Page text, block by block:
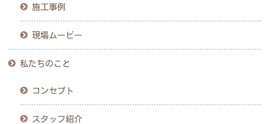
施工事例
現場ムービー
私たちのこと
コンセプト
スタッフ紹介